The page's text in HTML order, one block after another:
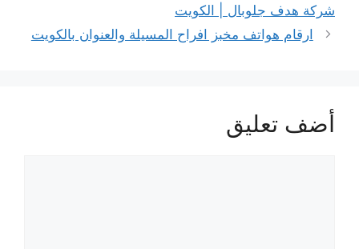
شركة هدف جلوبال | الكويت
ارقام هواتف مخبز افراح المسيلة والعنوان بالكويت
أضف تعليق